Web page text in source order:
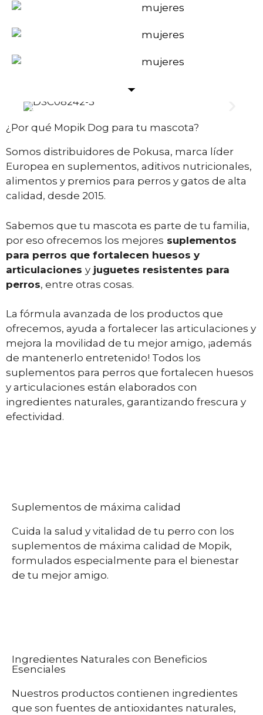
¿Por qué Mopik Dog para tu mascota?
Somos distribuidores de Pokusa, marca líder
Europea en suplementos, aditivos nutricionales,
alimentos y premios para perros y gatos de alta
calidad, desde 2015.
Sabemos que tu mascota es parte de tu familia,
por eso ofrecemos los mejores suplementos
para perros que fortalecen huesos y
articulaciones y juguetes resistentes para
perros, entre otras cosas.
La fórmula avanzada de los productos que
ofrecemos, ayuda a fortalecer las articulaciones y
mejora la movilidad de tu mejor amigo, ¡además
de mantenerlo entretenido! Todos los
suplementos para perros que fortalecen huesos
y articulaciones están elaborados con
ingredientes naturales, garantizando frescura y
efectividad.
Suplementos de máxima calidad
Cuida la salud y vitalidad de tu perro con los
suplementos de máxima calidad de Mopik,
formulados especialmente para el bienestar
de tu mejor amigo.
Ingredientes Naturales con Beneficios
Esenciales
Nuestros productos contienen ingredientes
que son fuentes de antioxidantes naturales,